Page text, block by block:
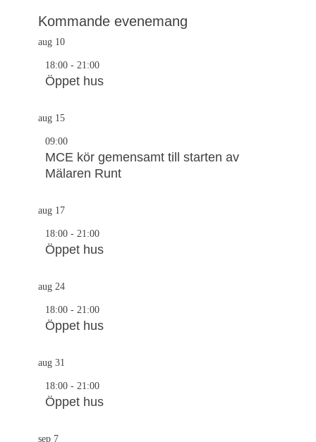
Kommande evenemang
aug 10
18:00 - 21:00
Öppet hus
aug 15
09:00
MCE kör gemensamt till starten av
Mälaren Runt
aug 17
18:00 - 21:00
Öppet hus
aug 24
18:00 - 21:00
Öppet hus
aug 31
18:00 - 21:00
Öppet hus
sep 7